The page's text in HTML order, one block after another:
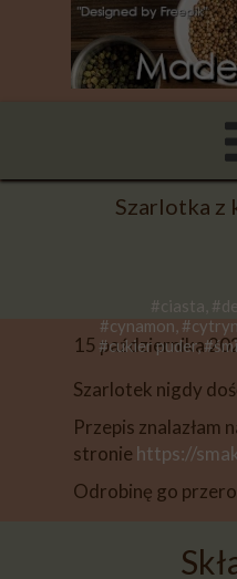
#ciasta,
#cynamon,
#cukier puder,
15 października
Szarlotka z
Szarlotek nigdy
Przepis znalazłam
stronie https://
Odrobinę go